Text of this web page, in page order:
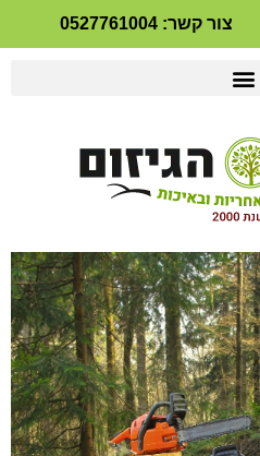
צור קשר: 0527761004